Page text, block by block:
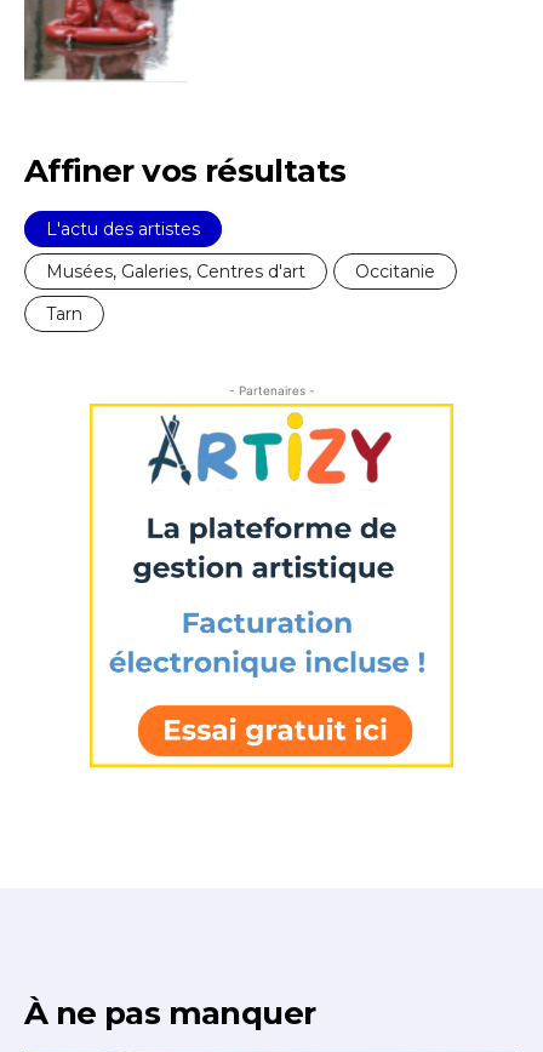
J'accepte lestermes et conditions
Affiner vos résultats
L'actu des artistes
Musées, Galeries, Centres d'art
Occitanie
Tarn
- Partenaires -
À ne pas manquer